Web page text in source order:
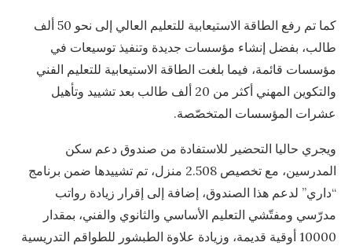
كما تم رفع الطاقة الاستيعابية للتعليم العالي إلى نحو 50 ألف
طالب، بفضل إنشاء مؤسسات جديدة وتنفيذ توسيعات في
مؤسسات قائمة، فيما بلغت الطاقة الاستيعابية للتعليم الفني
والتكوين المهني أكثر من 20 ألف طالب بعد تشييد وتأهيل
عشرات المؤسسات المتخصّصة.
ويجري حاليا التحضير للاستفادة من صندوق دعم سكن
المدرسين، مع تخصيص 2.508 منزل، تم تشييدها ضمن برنامج
“داري” لدعم هذا الصندوق، إضافة إلى إقرار زيادة رواتب
مدرّسي ومفتّشي التعليم الأساسي والثانوي والفني، بمقدار
10000 أوقية قديمة، وزيادة علاوة الطبشور للطواقم التدريسية